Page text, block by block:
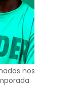
nos